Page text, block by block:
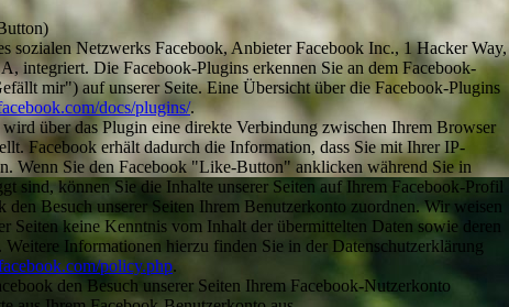
sozialen Netzwerks Facebook, Anbieter Facebook Inc., 1 Hacker Way,
integriert. Die Facebook-Plugins erkennen Sie an dem Facebook-
mir") auf unserer Seite. Eine Übersicht über die Facebook-Plugins
docs/plugins/.
wird über das Plugin eine direkte Verbindung zwischen Ihrem Browser
Facebook erhält dadurch die Information, dass Sie mit Ihrer IP-
Wenn Sie den Facebook "Like-Button" anklicken während Sie in
sind, können Sie die Inhalte unserer Seiten auf Ihrem Facebook-Profil
Besuch unserer Seiten Ihrem Benutzerkonto zuordnen. Wir weisen
Seiten keine Kenntnis vom Inhalt der übermittelten Daten sowie deren
Informationen hierzu finden Sie in der Datenschutzerklärung
policy.php.
den Besuch unserer Seiten Ihrem Facebook-Nutzerkonto